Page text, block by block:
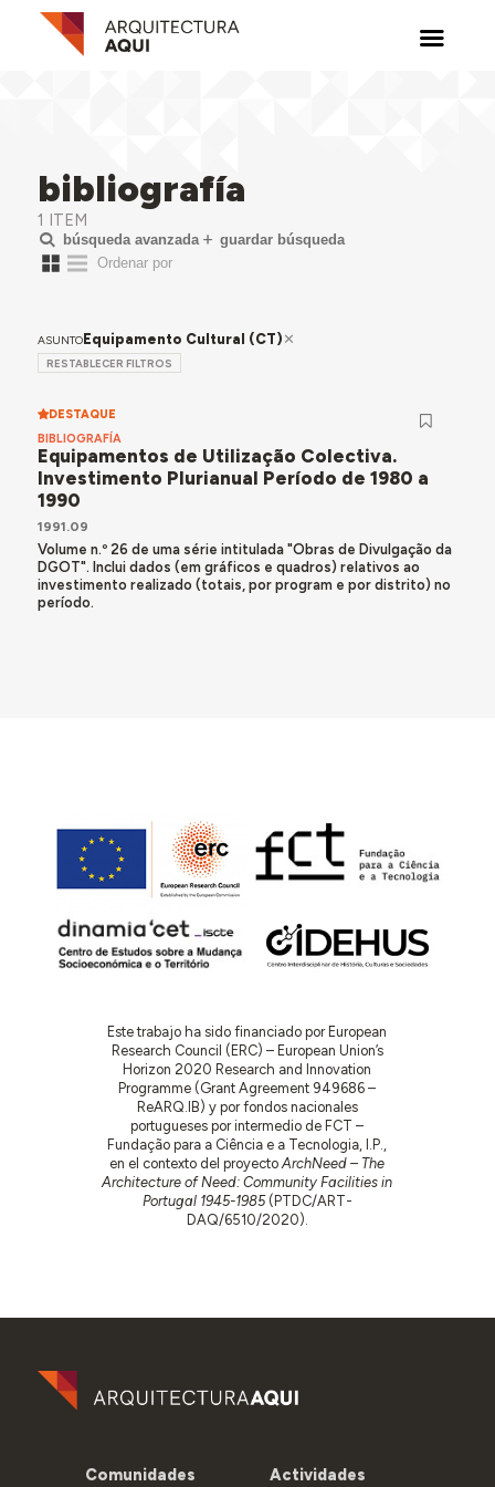
bibliografía
1 ITEM
búsqueda avanzada guardar búsqueda
ASUNTOEquipamento Cultural (CT)
RESTABLECER FILTROS
DESTAQUE
BIBLIOGRAFÍA
Equipamentos de Utilização Colectiva.
Investimento Plurianual Período de 1980 a
1990
1991.09
Volume n.º 26 de uma série intitulada "Obras de Divulgação da
DGOT". Inclui dados (em gráficos e quadros) relativos ao
investimento realizado (totais, por program e por distrito) no
período.
Este trabajo ha sido financiado por European
Research Council (ERC) – European Union’s
Horizon 2020 Research and Innovation
Programme (Grant Agreement 949686 –
ReARQ.IB) y por fondos nacionales
portugueses por intermedio de FCT –
Fundação para a Ciência e a Tecnologia, I.P.,
en el contexto del proyectoArchNeed – The
Architecture of Need: Community Facilities in
Portugal 1945-1985(PTDC/ART-
DAQ/6510/2020).
Comunidades
Actividades